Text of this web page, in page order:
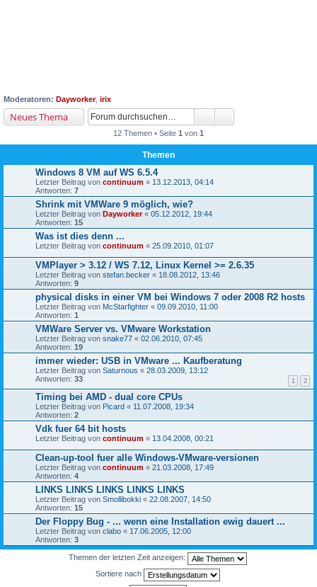
Moderatoren: Dayworker, irix
Neues Thema
12 Themen • Seite 1 von 1
Themen
Windows 8 VM auf WS 6.5.4
Letzter Beitrag von continuum « 13.12.2013, 04:14
Antworten: 7
Shrink mit VMWare 9 möglich, wie?
Letzter Beitrag von Dayworker« 05.12.2012, 19:44
Antworten: 15
Was ist dies denn ...
Letzter Beitrag von continuum « 25.09.2010, 01:07
VMPlayer > 3.12 / WS 7.12, Linux Kernel >= 2.6.35
Letzter Beitrag von stefan.becker « 18.08.2012, 13:46
Antworten: 9
physical disks in einer VM bei Windows 7 oder 2008 R2 hosts
Letzter Beitrag von McStarfighter « 09.09.2010, 11:00
Antworten: 1
VMWare Server vs. VMware Workstation
Letzter Beitrag von snake77 « 02.06.2010, 07:45
Antworten: 19
immer wieder: USB in VMware ... Kaufberatung
Letzter Beitrag von Saturnous « 28.03.2009, 13:12
Antworten: 33 1 2
Timing bei AMD - dual core CPUs
Letzter Beitrag von Picard « 11.07.2008, 19:34
Antworten: 2
Vdk fuer 64 bit hosts
Letzter Beitrag von continuum « 13.04.2008, 00:21
Clean-up-tool fuer alle Windows-VMware-versionen
Letzter Beitrag von continuum « 21.03.2008, 17:49
Antworten: 4
LINKS LINKS LINKS LINKS LINKS
Letzter Beitrag von Smollibokki « 22.08.2007, 14:50
Antworten: 15
Der Floppy Bug - ... wenn eine Installation ewig dauert ...
Letzter Beitrag von clabo « 17.06.2005, 12:00
Antworten: 3
Themen der letzten Zeit anzeigen:
Sortiere nach